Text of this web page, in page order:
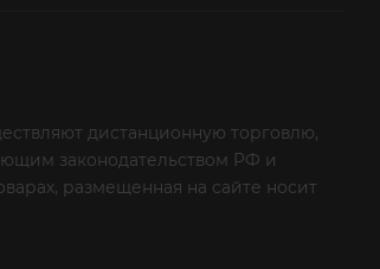
дистанционную торговлю,
законодательством РФ и
размещенная на сайте носит